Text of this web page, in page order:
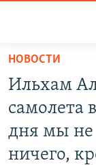
Вернуться
основному
содержанию
главной
НОВОСТИ
Ильхам
самолета
дня мы не
ничего,